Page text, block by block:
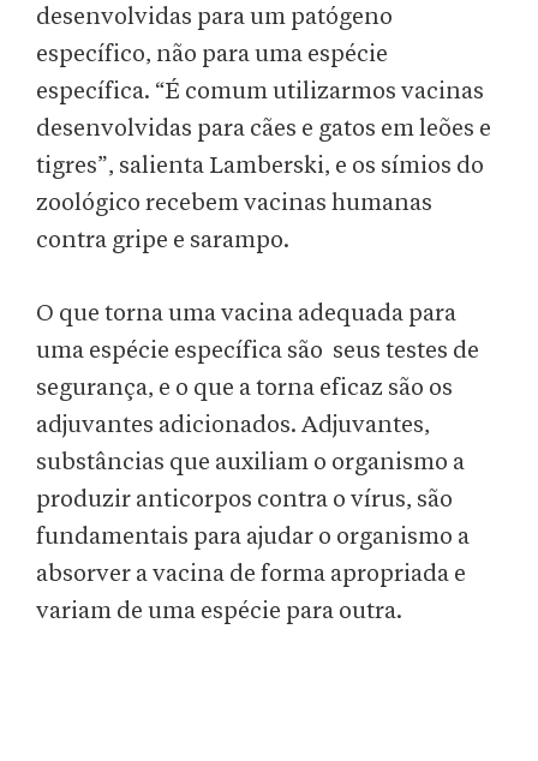
desenvolvidas para um patógeno
específico, não para uma espécie
específica. “É comum utilizarmos vacinas
desenvolvidas para cães e gatos em leões e
tigres”, salienta Lamberski, e os símios do
zoológico recebem vacinas humanas
contra gripe e sarampo.
O que torna uma vacina adequada para
uma espécie específica são seus testes de
segurança, e o que a torna eficaz são os
adjuvantes adicionados. Adjuvantes,
substâncias que auxiliam o organismo a
produzir anticorpos contra o vírus, são
fundamentais para ajudar o organismo a
absorver a vacina de forma apropriada e
variam de uma espécie para outra.